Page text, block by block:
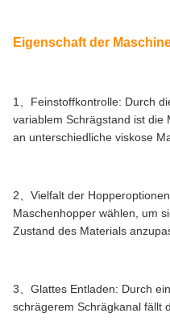
Eigenschaft der
1、Feinstoffkontrolle: Durch
variablem Schrägstand ist die
an unterschiedliche viskose
2、Vielfalt der
Maschenhopper wählen, um
Zustand des Materials
3、Glattes Entladen: Durch
schrägerem Schrägkanal fällt